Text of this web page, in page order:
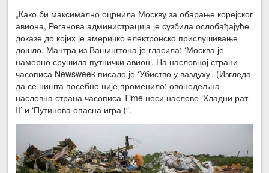
„Како би максимално оцрнила Москву за обарање корејског
авиона, Реганова администрација је сузбила ослобађајуће
доказе до којих је америчко електронско прислушивање
дошло. Мантра из Вашингтона је гласила: ‘Москва је
намерно срушила путнички авион’. На насловној страни
часописа Newsweek писало је ‘Убиство у ваздуху’. (Изгледа
да се ништа посебно није променило: овонедељна
насловна страна часописа Time носи наслове ‘Хладни рат
II’ и ‘Путинова опасна игра’)“.